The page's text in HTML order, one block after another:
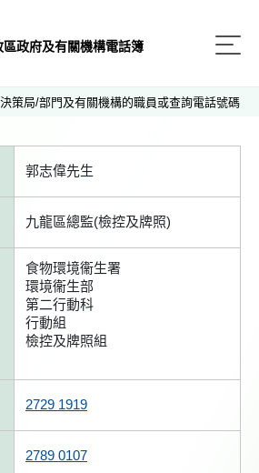
政府及有關機構電話簿
策局/部門及有關機構的職員或查詢電話號碼
郭志偉先生
九龍區總監(檢控及牌照)
食物環境衞生署
環境衞生部
第二行動科
行動組
檢控及牌照組
2729 1919
2789 0107